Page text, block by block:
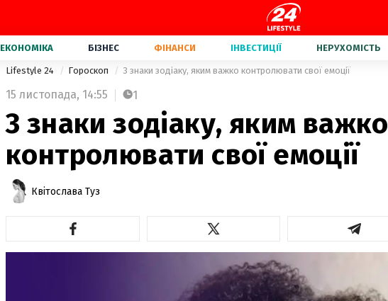
ЕКОНОМІКА БІЗНЕС ФІНАНСИ ІНВЕСТИЦІЇ НЕРУХОМІСТЬ
Lifestyle 24 Гороскоп 3 знаки зодіаку, яким важко контролювати свої емоції
15 листопада, 14:55 1
3 знаки зодіаку, яким важко
контролювати свої емоції
Квітослава Туз